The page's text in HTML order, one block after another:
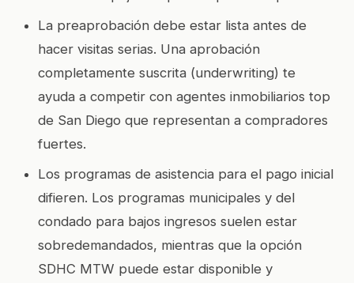
La preaprobación debe estar lista antes de
hacer visitas serias. Una aprobación
completamente suscrita (underwriting) te
ayuda a competir con agentes inmobiliarios top
de San Diego que representan a compradores
fuertes.
Los programas de asistencia para el pago inicial
difieren. Los programas municipales y del
condado para bajos ingresos suelen estar
sobredemandados, mientras que la opción
SDHC MTW puede estar disponible y